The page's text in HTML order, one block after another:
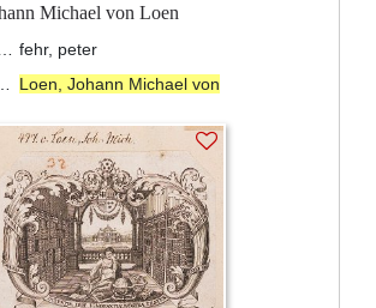
Michael von Loen
fehr, peter
Loen, Johann Michael von